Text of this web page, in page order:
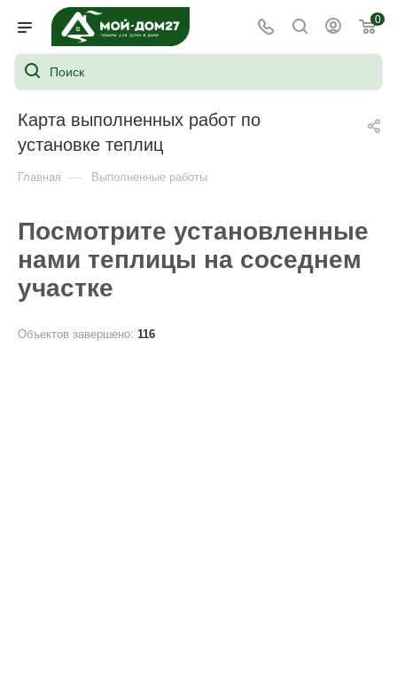
0
Карта выполненных работ по
установке теплиц
Главная — Выполненные работы
Посмотрите установленные
нами теплицы на соседнем
участке
Объектов завершено: 116